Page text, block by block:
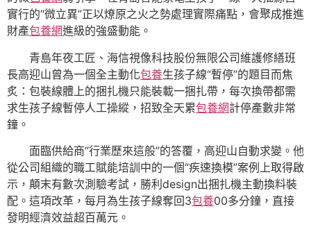
實行的“微立異”正以燎原之火之勢處理實際痛點，會聚成推進
財產包養網進級的強盛動能。
青島年夜工匠、海信視像科技股份無限公司維護修繕班
長高迎山曾為一個全主動化包養生孩子線“暫停”的題目而焦
炙：包裝線體上的捆扎機只能裝載一捆扎帶，每次換帶都需
求生孩子線暫停人工操縱，招致全天累包養網計停產數非常
鐘。
面臨供給商“行業歷來這般”的答覆，高迎山自動求變。他
從公司組織的職工賦能培訓中的一個“疾速換模”案例上取得啟
示，顛末有數次測驗考試，勝利design出捆扎機主動換料裝
配。這項改革，每月為生孩子線奪回3包養00多分鐘，直接
發明經濟效益超百萬元。